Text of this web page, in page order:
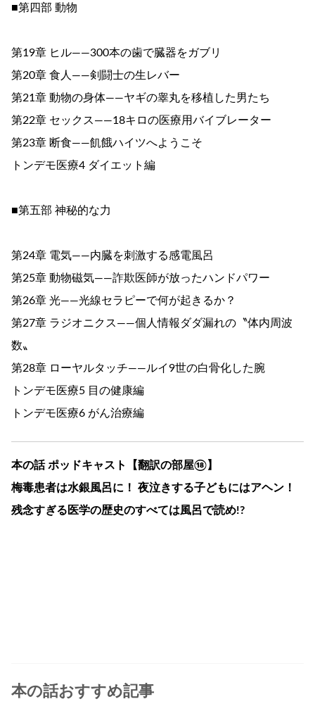
■第四部 動物
第19章 ヒル――300本の歯で臓器をガブリ
第20章 食人――剣闘士の生レバー
第21章 動物の身体――ヤギの睾丸を移植した男たち
第22章 セックス――18キロの医療用バイブレーター
第23章 断食――飢餓ハイツへようこそ
トンデモ医療4 ダイエット編
■第五部 神秘的な力
第24章 電気――内臓を刺激する感電風呂
第25章 動物磁気――詐欺医師が放ったハンドパワー
第26章 光――光線セラピーで何が起きるか？
第27章 ラジオニクス――個人情報ダダ漏れの〝体内周波
数〟
第28章 ローヤルタッチ――ルイ9世の白骨化した腕
トンデモ医療5 目の健康編
トンデモ医療6 がん治療編
本の話 ポッドキャスト【翻訳の部屋⑱】
梅毒患者は水銀風呂に！ 夜泣きする子どもにはアヘン！
残念すぎる医学の歴史のすべては風呂で読め!?
本の話おすすめ記事